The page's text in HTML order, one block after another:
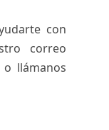
con
correo
llámanos